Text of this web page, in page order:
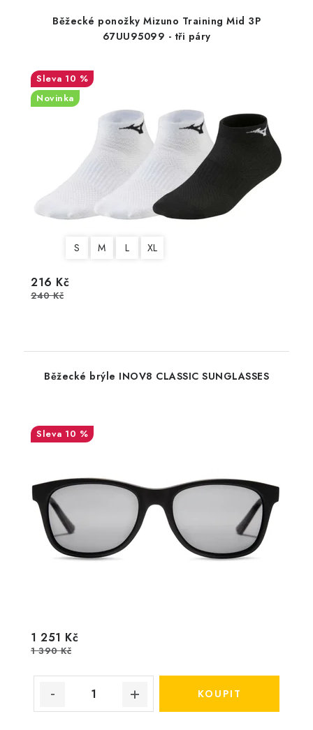
Běžecké ponožky Mizuno Training Mid 3P
67UU95099 - tři páry
10 %
Novinka
S M L XL
216 Kč
240 Kč
Běžecké brýle INOV8 CLASSIC SUNGLASSES
10 %
1 251 Kč
1 390 Kč